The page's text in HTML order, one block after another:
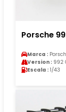
Porsche
Marca :
Version : 992
Escala : 1/43